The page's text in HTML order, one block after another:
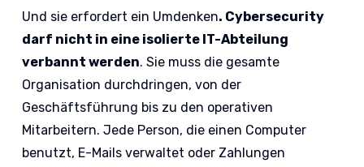
Und sie erfordert ein Umdenken. Cybersecurity
darf nicht in eine isolierte IT-Abteilung
verbannt werden. Sie muss die gesamte
Organisation durchdringen, von der
Geschäftsführung bis zu den operativen
Mitarbeitern. Jede Person, die einen Computer
benutzt, E-Mails verwaltet oder Zahlungen